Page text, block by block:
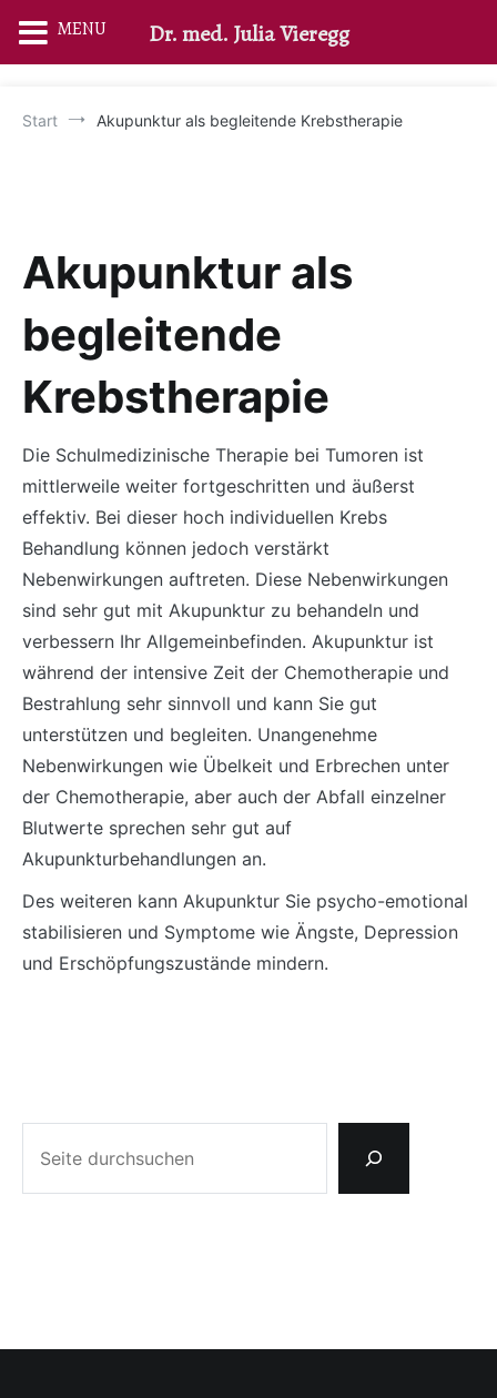
Inhalt
Start Akupunktur als begleitende Krebstherapie
Akupunktur als
begleitende
Krebstherapie
Die Schulmedizinische Therapie bei Tumoren ist
mittlerweile weiter fortgeschritten und äußerst
effektiv. Bei dieser hoch individuellen Krebs
Behandlung können jedoch verstärkt
Nebenwirkungen auftreten. Diese Nebenwirkungen
sind sehr gut mit Akupunktur zu behandeln und
verbessern Ihr Allgemeinbefinden. Akupunktur ist
während der intensive Zeit der Chemotherapie und
Bestrahlung sehr sinnvoll und kann Sie gut
unterstützen und begleiten. Unangenehme
Nebenwirkungen wie Übelkeit und Erbrechen unter
der Chemotherapie, aber auch der Abfall einzelner
Blutwerte sprechen sehr gut auf
Akupunkturbehandlungen an.
Des weiteren kann Akupunktur Sie psycho-emotional
stabilisieren und Symptome wie Ängste, Depression
und Erschöpfungszustände mindern.
MENU Dr. med. Julia Vieregg